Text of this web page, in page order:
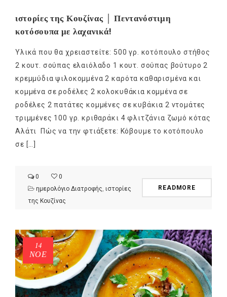
ιστορίες της Κουζίνας │ Πεντανόστιμη
κοτόσουπα με λαχανικά!
Υλικά που θα χρειαστείτε: 500 γρ. κοτόπουλο στήθος
2 κουτ. σούπας ελαιόλαδο 1 κουτ. σούπας βούτυρο 2
κρεμμύδια ψιλοκομμένα 2 καρότα καθαρισμένα και
κομμένα σε ροδέλες 2 κολοκυθάκια κομμένα σε
ροδέλες 2 πατάτες κομμένες σε κυβάκια 2 ντομάτες
τριμμένες 100 γρ. κριθαράκι 4 φλιτζάνια ζωμό κότας
Αλάτι Πώς να την φτιάξετε: Κόβουμε το κοτόπουλο
σε […]
0
0
ημερολόγιο Διατροφής, ιστορίες
της Κουζίνας
READMORE
14
ΝΟΈ